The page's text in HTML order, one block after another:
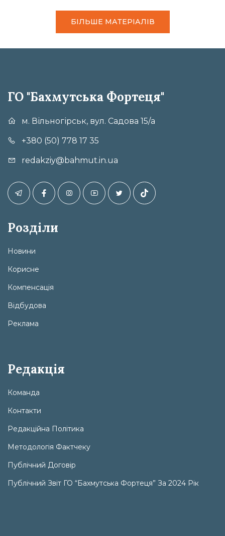
БІЛЬШЕ МАТЕРІАЛІВ
ГО "Бахмутська Фортеця"
м. Вільногірськ, вул. Садова 15/а
+380 (50) 778 17 35
redakziy@bahmut.in.ua
Розділи
Новини
Корисне
Компенсація
Відбудова
Реклама
Редакція
Команда
Контакти
Редакційна Політика
Методологія Фактчеку
Публічний Договір
Публічний Звіт ГО “Бахмутська Фортеця” За 2024 Рік